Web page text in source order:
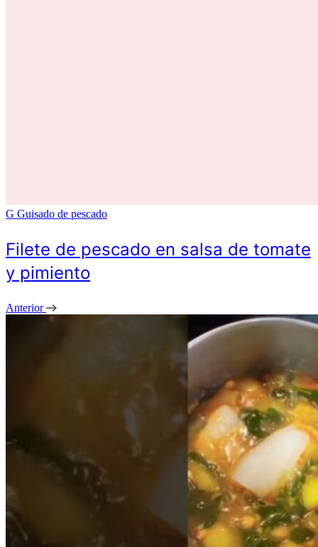
G Guisado de pescado
Filete de pescado en salsa de tomate
y pimiento
Anterior